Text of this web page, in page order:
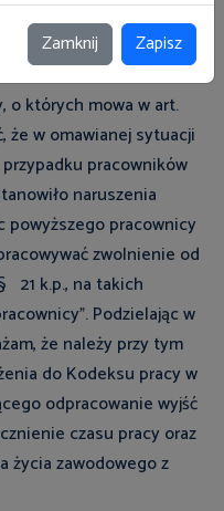
z art. 129 § 1 k.p., to
ją
na
o których mowa w art.
że w omawianej sytuacji
pracowników
naruszenia
powyższego pracownicy
zwolnienie od
21 k.p., na takich
Podzielając w
że należy przy tym
do Kodeksu pracy w
odpracowanie wyjść
czasu pracy oraz
życia zawodowego z
Zamknij Zapisz